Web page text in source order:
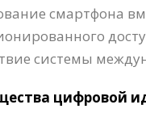
смартфона
системы
цифровой